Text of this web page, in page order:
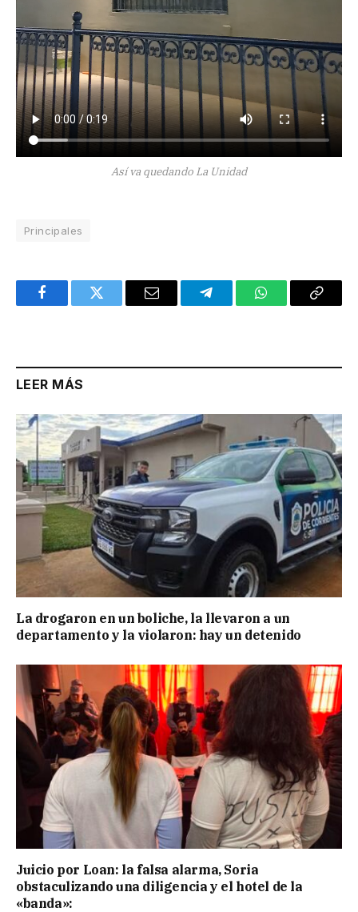
Así va quedando La Unidad
Principales
FacebookTwitter Email TelegramWhatsAppCopy
LEER MÁS
La drogaron en un boliche, la llevaron a un
departamento y la violaron: hay un detenido
Juicio por Loan: la falsa alarma, Soria
obstaculizando una diligencia y el hotel de la
«banda»: